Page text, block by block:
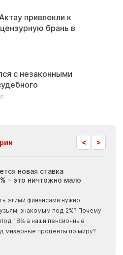
привлекли к
брань в
с незаконными
< >
новая ставка
- это ничтожно мало
этими финансами нужно
знакомым под 2%? Почему
18% а наши пенсионные
мизерные проценты по миру?